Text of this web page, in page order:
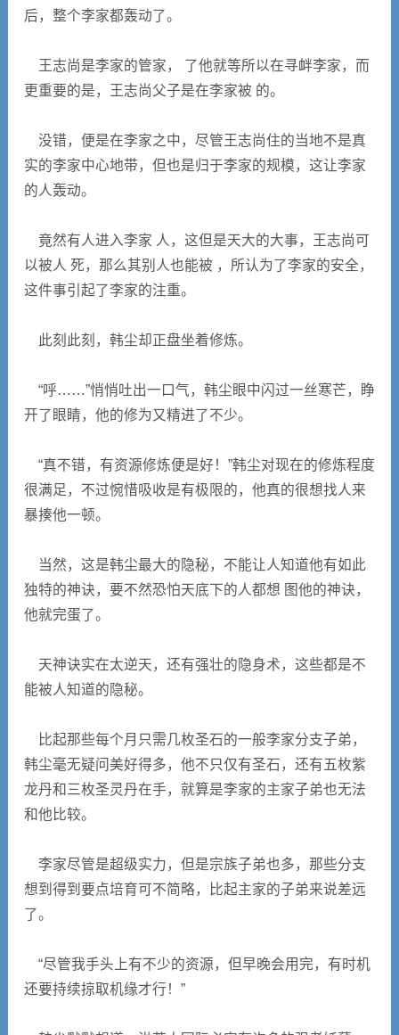
后，整个李家都轰动了。
王志尚是李家的管家， 了他就等所以在寻衅李家，而
更重要的是，王志尚父子是在李家被 的。
没错，便是在李家之中，尽管王志尚住的当地不是真
实的李家中心地带，但也是归于李家的规模，这让李家
的人轰动。
竟然有人进入李家 人，这但是天大的大事，王志尚可
以被人 死，那么其别人也能被 ，所认为了李家的安全，
这件事引起了李家的注重。
此刻此刻，韩尘却正盘坐着修炼。
“呼……”悄悄吐出一口气，韩尘眼中闪过一丝寒芒，睁
开了眼睛，他的修为又精进了不少。
“真不错，有资源修炼便是好！”韩尘对现在的修炼程度
很满足，不过惋惜吸收是有极限的，他真的很想找人来
暴揍他一顿。
当然，这是韩尘最大的隐秘，不能让人知道他有如此
独特的神诀，要不然恐怕天底下的人都想 图他的神诀，
他就完蛋了。
天神诀实在太逆天，还有强壮的隐身术，这些都是不
能被人知道的隐秘。
比起那些每个月只需几枚圣石的一般李家分支子弟，
韩尘毫无疑问美好得多，他不只仅有圣石，还有五枚紫
龙丹和三枚圣灵丹在手，就算是李家的主家子弟也无法
和他比较。
李家尽管是超级实力，但是宗族子弟也多，那些分支
想到得到要点培育可不简略，比起主家的子弟来说差远
了。
“尽管我手头上有不少的资源，但早晚会用完，有时机
还要持续掠取机缘才行！”